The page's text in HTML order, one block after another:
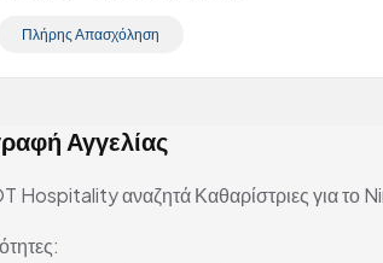
Πλήρης Απασχόληση
Αγγελίας
Hospitality αναζητά Καθαρίστριες για